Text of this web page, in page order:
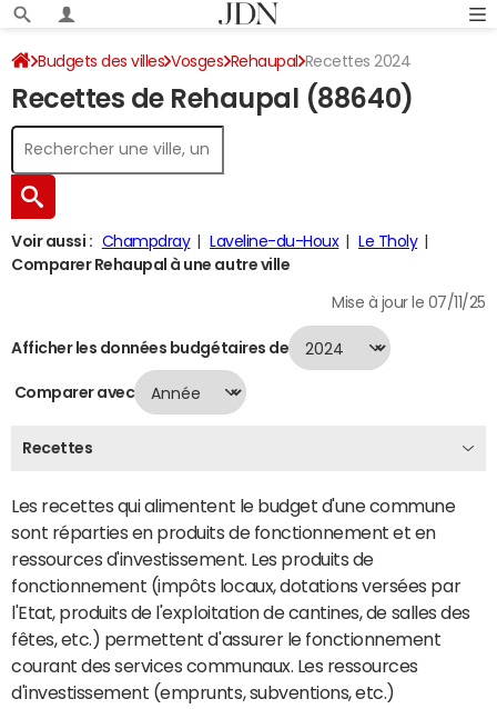
Budgets des villes Vosges Rehaupal Recettes 2024
Recettes de Rehaupal (88640)
Voir aussi : Champdray Laveline-du-Houx
Le Tholy
Comparer Rehaupal à une autre ville
Mise à jour le 07/11/25
Afficher les données budgétaires de
Comparer avec
Recettes
Les recettes qui alimentent le budget d'une commune
sont réparties en produits de fonctionnement et en
ressources d'investissement. Les produits de
fonctionnement (impôts locaux, dotations versées par
l'Etat, produits de l'exploitation de cantines, de salles des
fêtes, etc.) permettent d'assurer le fonctionnement
courant des services communaux. Les ressources
d'investissement (emprunts, subventions, etc.)